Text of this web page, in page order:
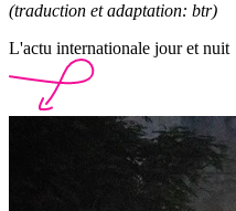
(traduction et adaptation: btr)
L'actu internationale jour et nuit